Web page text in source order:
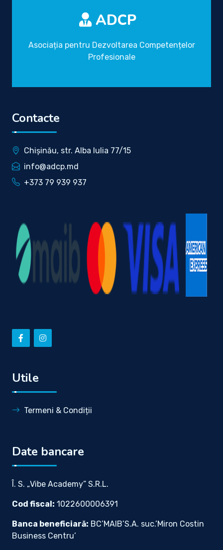
ADCP
Asociația pentru Dezvoltarea Competențelor
Profesionale
Contacte
Chișinău, str. Alba Iulia 77/15
info@adcp.md
+373 79 939 937
Utile
Termeni & Condiții
Date bancare
Î. S. „Vibe Academy” S.R.L.
Cod fiscal: 1022600006391
Banca beneficiară: BC’MAIB’S.A. suc.’Miron Costin
Business Centru’